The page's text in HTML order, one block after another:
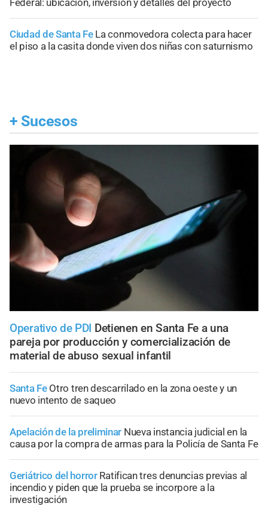
Federal: ubicación, inversión y detalles del proyecto
Ciudad de Santa Fe La conmovedora colecta para hacer
el piso a la casita donde viven dos niñas con saturnismo
+ Sucesos
Operativo de PDI Detienen en Santa Fe a una
pareja por producción y comercialización de
material de abuso sexual infantil
Santa Fe Otro tren descarrilado en la zona oeste y un
nuevo intento de saqueo
Apelación de la preliminar Nueva instancia judicial en la
causa por la compra de armas para la Policía de Santa Fe
Geriátrico del horror Ratifican tres denuncias previas al
incendio y piden que la prueba se incorpore a la
investigación